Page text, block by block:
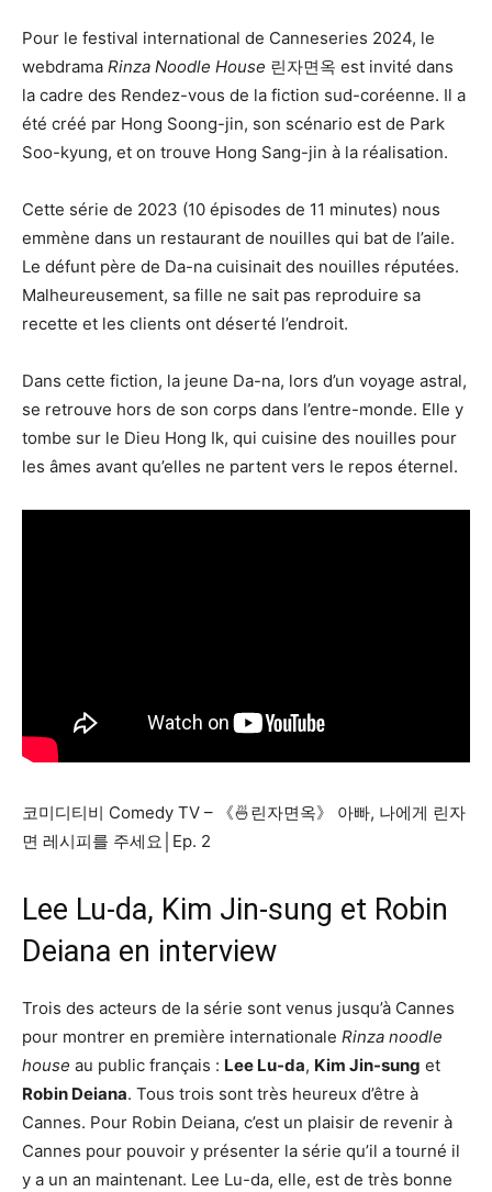
Pour le festival international de Canneseries 2024, le
webdrama Rinza Noodle House 린자면옥 est invité dans
la cadre des Rendez-vous de la fiction sud-coréenne. Il a
été créé par Hong Soong-jin, son scénario est de Park
Soo-kyung, et on trouve Hong Sang-jin à la réalisation.
Cette série de 2023 (10 épisodes de 11 minutes) nous
emmène dans un restaurant de nouilles qui bat de l’aile.
Le défunt père de Da-na cuisinait des nouilles réputées.
Malheureusement, sa fille ne sait pas reproduire sa
recette et les clients ont déserté l’endroit.
Dans cette fiction, la jeune Da-na, lors d’un voyage astral,
se retrouve hors de son corps dans l’entre-monde. Elle y
tombe sur le Dieu Hong Ik, qui cuisine des nouilles pour
les âmes avant qu’elles ne partent vers le repos éternel.
코미디티비 Comedy TV – 《🍜린자면옥》 아빠, 나에게 린자
면 레시피를 주세요│Ep. 2
Lee Lu-da, Kim Jin-sung et Robin
Deiana en interview
Trois des acteurs de la série sont venus jusqu’à Cannes
pour montrer en première internationale Rinza noodle
house au public français : Lee Lu-da, Kim Jin-sung et
Robin Deiana. Tous trois sont très heureux d’être à
Cannes. Pour Robin Deiana, c’est un plaisir de revenir à
Cannes pour pouvoir y présenter la série qu’il a tourné il
y a un an maintenant. Lee Lu-da, elle, est de très bonne